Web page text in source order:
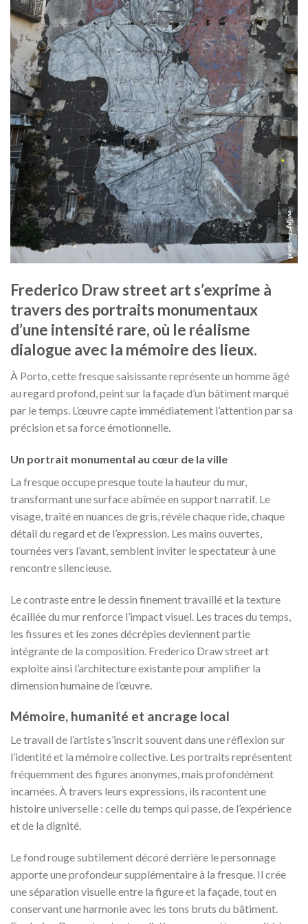
Frederico Draw street art s’exprime à
travers des portraits monumentaux
d’une intensité rare, où le réalisme
dialogue avec la mémoire des lieux.
À Porto, cette fresque saisissante représente un homme âgé
au regard profond, peint sur la façade d’un bâtiment marqué
par le temps. L’œuvre capte immédiatement l’attention par sa
précision et sa force émotionnelle.
Un portrait monumental au cœur de la ville
La fresque occupe presque toute la hauteur du mur,
transformant une surface abîmée en support narratif. Le
visage, traité en nuances de gris, révèle chaque ride, chaque
détail du regard et de l’expression. Les mains ouvertes,
tournées vers l’avant, semblent inviter le spectateur à une
rencontre silencieuse.
Le contraste entre le dessin finement travaillé et la texture
écaillée du mur renforce l’impact visuel. Les traces du temps,
les fissures et les zones décrépies deviennent partie
intégrante de la composition. Frederico Draw street art
exploite ainsi l’architecture existante pour amplifier la
dimension humaine de l’œuvre.
Mémoire, humanité et ancrage local
Le travail de l’artiste s’inscrit souvent dans une réflexion sur
l’identité et la mémoire collective. Les portraits représentent
fréquemment des figures anonymes, mais profondément
incarnées. À travers leurs expressions, ils racontent une
histoire universelle : celle du temps qui passe, de l’expérience
et de la dignité.
Le fond rouge subtilement décoré derrière le personnage
apporte une profondeur supplémentaire à la fresque. Il crée
une séparation visuelle entre la figure et la façade, tout en
conservant une harmonie avec les tons bruts du bâtiment.